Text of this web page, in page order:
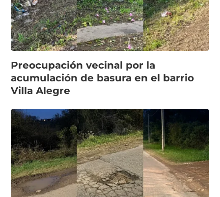
Preocupación vecinal por la
acumulación de basura en el barrio
Villa Alegre